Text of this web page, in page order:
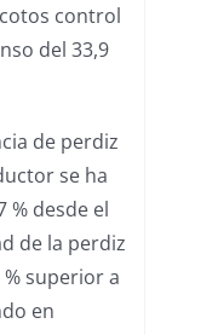
control
del 33,9
de perdiz
se ha
% desde el
de la perdiz
superior a
en